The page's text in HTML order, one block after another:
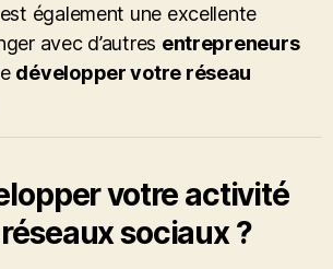
également une excellente
avec d’autres entrepreneurs
développer votre réseau
votre activité
sociaux ?